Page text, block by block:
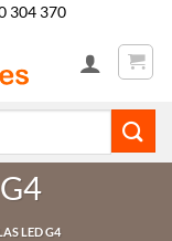
304 370
LED G4